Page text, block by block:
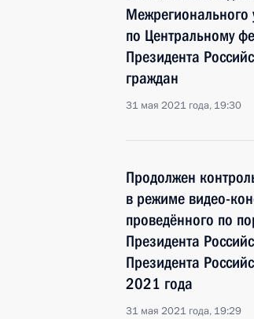
Межрегионального
по Центральному
Президента
граждан
31 мая 2021 года, 19:30
Продолжен
в режиме видео-
проведённого по
Президента
Президента
2021 года
31 мая 2021 года, 19:29